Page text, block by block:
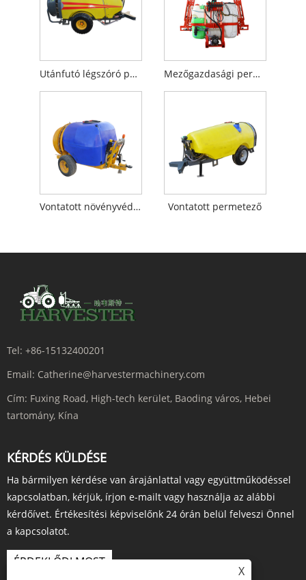
Utánfutó légszóró permetező Mezőgazdasági permetezőgép
Vontatott növényvédőszer permetező gép Vontatott permetező
Tel: +86-15132400201
Email: Catherine@harvestermachinery.com
Cím: Fuxing Road, High-tech kerület, Baoding város, Hebei
tartomány, Kína
KÉRDÉS KÜLDÉSE
Ha bármilyen kérdése van árajánlattal vagy együttműködéssel
kapcsolatban, kérjük, írjon e-mailt vagy használja az alábbi
kérdőívet. Értékesítési képviselőnk 24 órán belül felveszi Önnel
a kapcsolatot.
ÉRDEKLŐDJ MOST
X